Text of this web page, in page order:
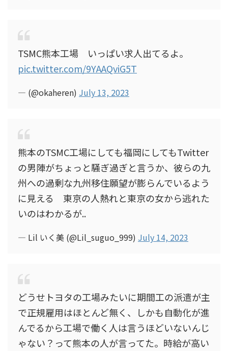
TSMC熊本工場 いっぱい求人出てるよ。
pic.twitter.com/9YAAQviG5T
— (@okaheren) July 13, 2023
熊本のTSMC工場にしても福岡にしてもTwitter
の男陣がちょっと騒ぎ過ぎと言うか、彼らの九
州への過剰な九州移住願望が膨らんでいるよう
に見える 東京の人熱れと東京の女から逃れた
いのはわかるが..
— Lil いく美 (@Lil_suguo_999) July 14, 2023
どうせトヨタの工場みたいに期間工の派遣が主
で正規雇用はほとんど無く、しかも自動化が進
んでるから工場で働く人は言うほどいないんじ
ゃない？って熊本の人が言ってた。時給が高い